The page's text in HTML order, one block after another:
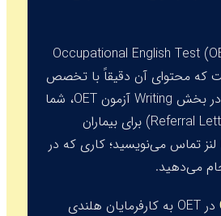
Occupational English Test
که محتوای آن دقیقاً با تخصص
شما هم‌خوانی دارد. در بخش Writing آزمون OET، شما
Referral) برای بیماران
تماس می‌نویسید؛ کاری که در
می‌دهید.
در OET به کارفرمایان هلندی